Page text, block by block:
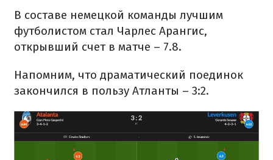
В составе немецкой команды лучшим
футболистом стал Чарлес Арангис,
открывший счет в матче – 7.8.
Напомним, что драматический поединок
закончился в пользу Атланты – 3:2.